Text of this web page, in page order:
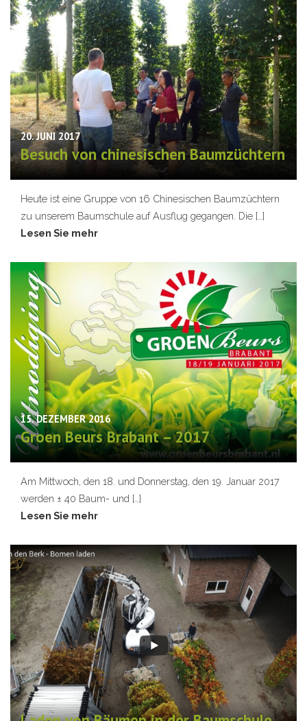
20. JUNI 2017
Besuch von chinesischen Baumzüchtern
Heute ist eine Gruppe von 16 Chinesischen Baumzüchtern
zu unserem Baumschule auf Ausflug gegangen. Die […]
Lesen Sie mehr
15. DEZEMBER 2016
Groen Beurs Brabant – 2017
Am Mittwoch, den 18. und Donnerstag, den 19. Januar 2017
werden ± 40 Baum- und […]
Lesen Sie mehr